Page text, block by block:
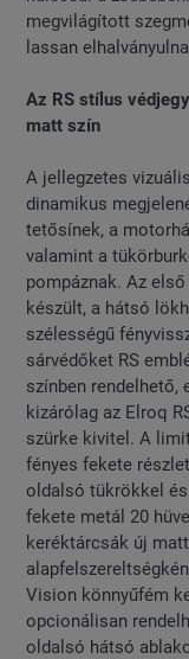
megvilágított
lassan
Az RS stílus
matt szín
A jellegzetes
dinamikus
tetősínek, a
valamint a
pompáznak. Az
készült, a hátsó
szélességű
sárvédőket RS
színben rendelhető,
kizárólag az Elroq
szürke kivitel. A
fényes fekete
oldalsó tükrökkel
fekete metál 20
keréktárcsák új
Vision könnyűfém
opcionálisan
oldalsó hátsó